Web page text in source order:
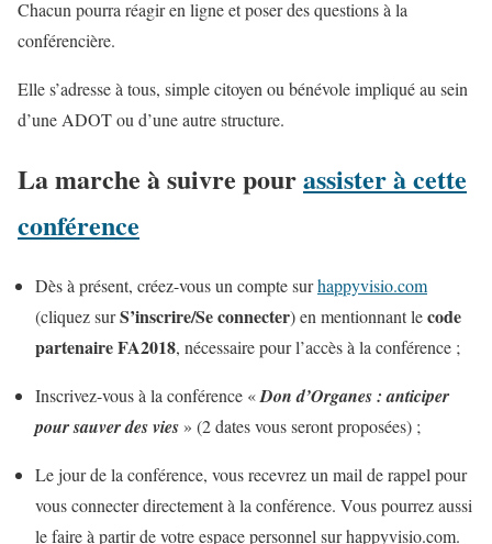
Chacun pourra réagir en ligne et poser des questions à la
conférencière.
Elle s’adresse à tous, simple citoyen ou bénévole impliqué au sein
d’une ADOT ou d’une autre structure.
La marche à suivre pourassister à cette
conférence
Dès à présent, créez-vous un compte surhappyvisio.com
(cliquez surS’inscrire/Se connecter) en mentionnant lecode
partenaire FA2018, nécessaire pour l’accès à la conférence ;
Inscrivez-vous à la conférence «Don d’Organes : anticiper
pour sauver des vies » (2 dates vous seront proposées) ;
Le jour de la conférence, vous recevrez un mail de rappel pour
vous connecter directement à la conférence. Vous pourrez aussi
le faire à partir de votre espace personnel sur happyvisio.com.